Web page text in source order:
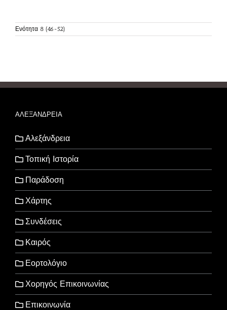
Ενότητα 8 (46-52)
ΑΛΕΞΑΝΔΡΕΙΑ
Αλεξάνδρεια
Τοπική Ιστορία
Παράδοση
Χάρτης
Συνδέσεις
Καιρός
Εορτολόγιο
Χορηγός Επικοινωνίας
Επικοινωνία